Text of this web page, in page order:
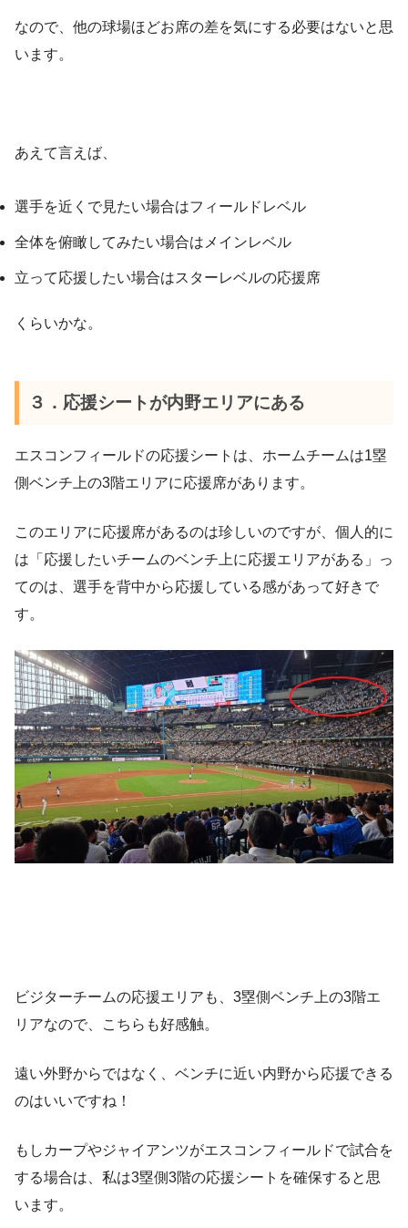
なので、他の球場ほどお席の差を気にする必要はないと思
います。
あえて言えば、
選手を近くで見たい場合はフィールドレベル
全体を俯瞰してみたい場合はメインレベル
立って応援したい場合はスターレベルの応援席
くらいかな。
３．応援シートが内野エリアにある
エスコンフィールドの応援シートは、ホームチームは1塁
側ベンチ上の3階エリアに応援席があります。
このエリアに応援席があるのは珍しいのですが、個人的に
は「応援したいチームのベンチ上に応援エリアがある」っ
てのは、選手を背中から応援している感があって好きで
す。
ビジターチームの応援エリアも、3塁側ベンチ上の3階エ
リアなので、こちらも好感触。
遠い外野からではなく、ベンチに近い内野から応援できる
のはいいですね！
もしカープやジャイアンツがエスコンフィールドで試合を
する場合は、私は3塁側3階の応援シートを確保すると思
います。